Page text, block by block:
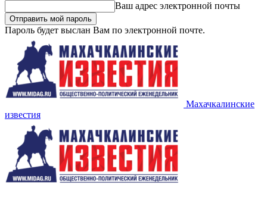
Ваш адрес электронной почты
Пароль будет выслан Вам по электронной почте.
Махачкалинские
известия